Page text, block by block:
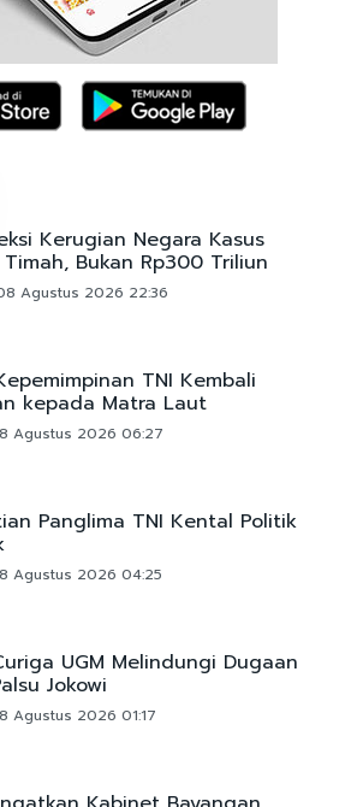
Kerugian Negara Kasus
Bukan Rp300 Triliun
Agustus 2026 22:36
TNI Kembali
kepada Matra Laut
Agustus 2026 06:27
Panglima TNI Kental Politik
Agustus 2026 04:25
UGM Melindungi Dugaan
Jokowi
Agustus 2026 01:17